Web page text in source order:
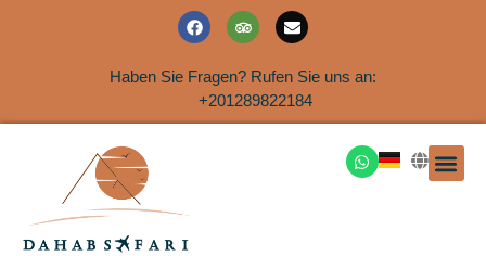
Haben Sie Fragen? Rufen Sie uns an:
+201289822184